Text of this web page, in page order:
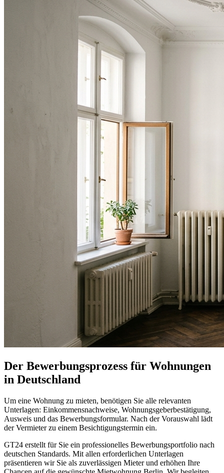
Der Bewerbungsprozess für Wohnungen
in Deutschland
Um eine Wohnung zu mieten, benötigen Sie alle relevanten
Unterlagen: Einkommensnachweise, Wohnungsgeberbestätigung,
Ausweis und das Bewerbungsformular. Nach der Vorauswahl lädt
der Vermieter zu einem Besichtigungstermin ein.
GT24 erstellt für Sie ein professionelles Bewerbungsportfolio nach
deutschen Standards. Mit allen erforderlichen Unterlagen
präsentieren wir Sie als zuverlässigen Mieter und erhöhen Ihre